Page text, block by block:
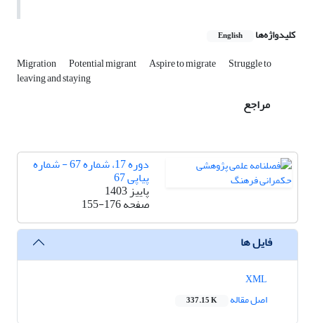
کلیدواژه‌ها English
Migration Potential migrant Aspire to migrate Struggle to
leaving and staying
مراجع
دوره 17، شماره 67 - شماره
پیاپی 67
پاییز 1403
صفحه155-176
فایل ها
اصل مقاله
337.15 K